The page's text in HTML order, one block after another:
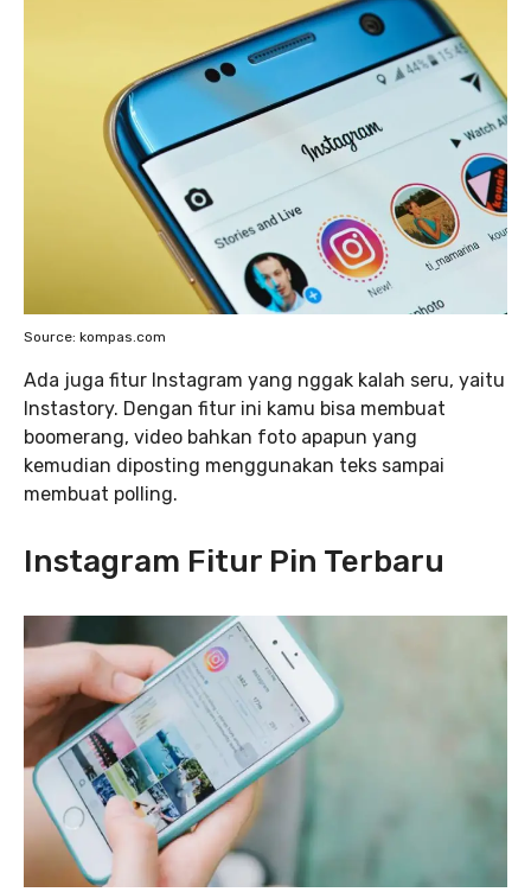
Source: kompas.com
Ada juga fitur Instagram yang nggak kalah seru, yaitu
Instastory. Dengan fitur ini kamu bisa membuat
boomerang, video bahkan foto apapun yang
kemudian diposting menggunakan teks sampai
membuat polling.
Instagram Fitur Pin Terbaru